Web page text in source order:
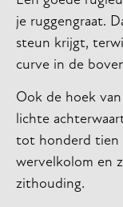
je ruggengraat.
steun krijgt,
curve in de
Ook de hoek
lichte
tot honderd tien
wervelkolom en
zithouding.